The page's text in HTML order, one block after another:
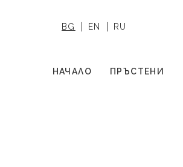
BG EN RU
НАЧАЛО ПРЪСТЕНИ